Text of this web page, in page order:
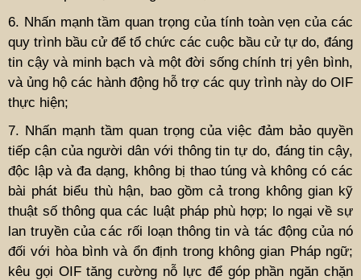
6. Nhấn mạnh tầm quan trọng của tính toàn vẹn của các
quy trình bầu cử để tổ chức các cuộc bầu cử tự do, đáng
tin cậy và minh bạch và một đời sống chính trị yên bình,
và ủng hộ các hành động hỗ trợ các quy trình này do OIF
thực hiện;
7. Nhấn mạnh tầm quan trọng của việc đảm bảo quyền
tiếp cận của người dân với thông tin tự do, đáng tin cậy,
độc lập và đa dạng, không bị thao túng và không có các
bài phát biểu thù hận, bao gồm cả trong không gian kỹ
thuật số thông qua các luật pháp phù hợp; lo ngại về sự
lan truyền của các rối loạn thông tin và tác động của nó
đối với hòa bình và ổn định trong không gian Pháp ngữ;
kêu gọi OIF tăng cường nỗ lực để góp phần ngăn chặn